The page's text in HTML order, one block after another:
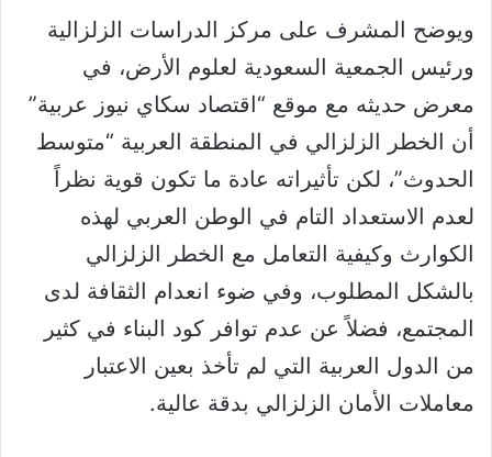
ويوضح المشرف على مركز الدراسات الزلزالية
ورئيس الجمعية السعودية لعلوم الأرض، في
معرض حديثه مع موقع “اقتصاد سكاي نيوز عربية”
أن الخطر الزلزالي في المنطقة العربية “متوسط
الحدوث”، لكن تأثيراته عادة ما تكون قوية نظراً
لعدم الاستعداد التام في الوطن العربي لهذه
الكوارث وكيفية التعامل مع الخطر الزلزالي
بالشكل المطلوب، وفي ضوء انعدام الثقافة لدى
المجتمع، فضلاً عن عدم توافر كود البناء في كثير
من الدول العربية التي لم تأخذ بعين الاعتبار
معاملات الأمان الزلزالي بدقة عالية.